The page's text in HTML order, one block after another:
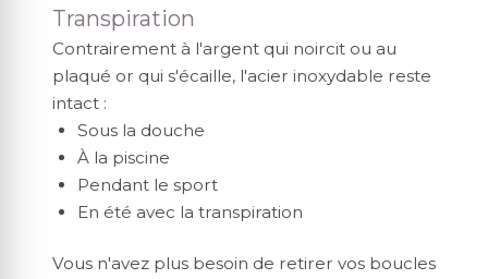
Transpiration
Contrairement à l'argent qui noircit ou au
plaqué or qui s'écaille, l'acier inoxydable reste
intact :
Sous la douche
À la piscine
Pendant le sport
En été avec la transpiration
Vous n'avez plus besoin de retirer vos boucles